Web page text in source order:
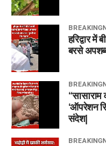
हरिद्वार
बरसे
‘ऑपरेशन
संदेश|